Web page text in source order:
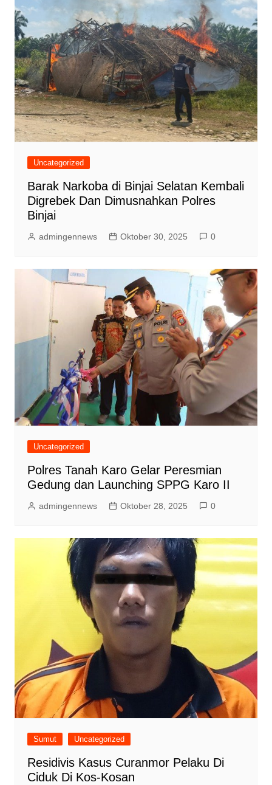
Uncategorized
Barak Narkoba di Binjai Selatan Kembali
Digrebek Dan Dimusnahkan Polres
Binjai
admingennews Oktober 30, 2025 0
Uncategorized
Polres Tanah Karo Gelar Peresmian
Gedung dan Launching SPPG Karo II
admingennews Oktober 28, 2025 0
Sumut Uncategorized
Residivis Kasus Curanmor Pelaku Di
Ciduk Di Kos-Kosan